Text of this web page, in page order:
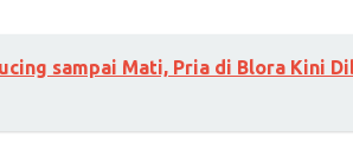
sampai Mati, Pria di Blora Kini